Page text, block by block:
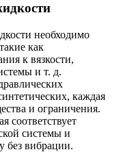
необходимо
как
к вязкости,
и т. д.
каждая
и ограничения.
соответствует
системы и
без вибрации.